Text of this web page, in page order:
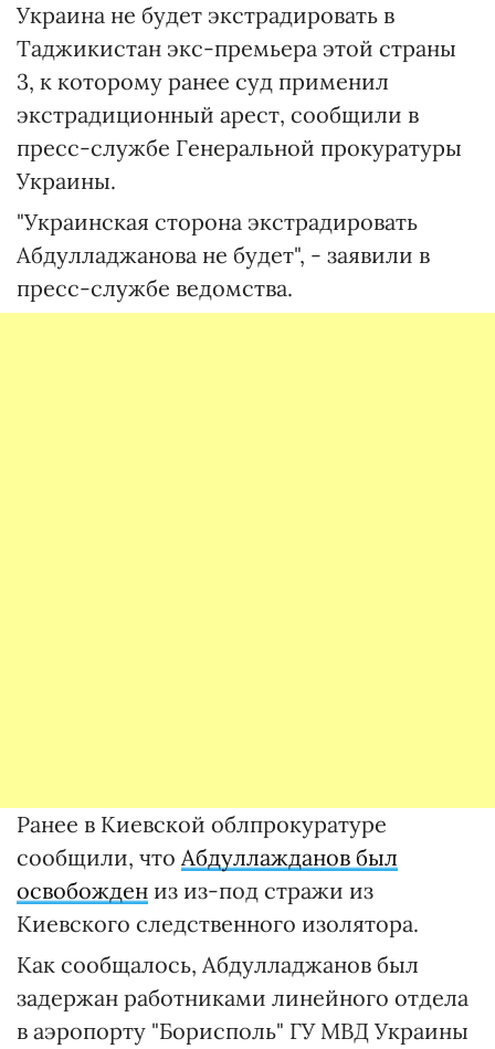
Украина не будет экстрадировать в
Таджикистан экс-премьера этой страны
3, к которому ранее суд применил
экстрадиционный арест, сообщили в
пресс-службе Генеральной прокуратуры
Украины.
"Украинская сторона экстрадировать
Абдулладжанова не будет", - заявили в
пресс-службе ведомства.
Ранее в Киевской облпрокуратуре
сообщили, что Абдуллажданов был
освобожден из из-под стражи из
Киевского следственного изолятора.
Как сообщалось, Абдулладжанов был
задержан работниками линейного отдела
в аэропорту "Борисполь" ГУ МВД Украины